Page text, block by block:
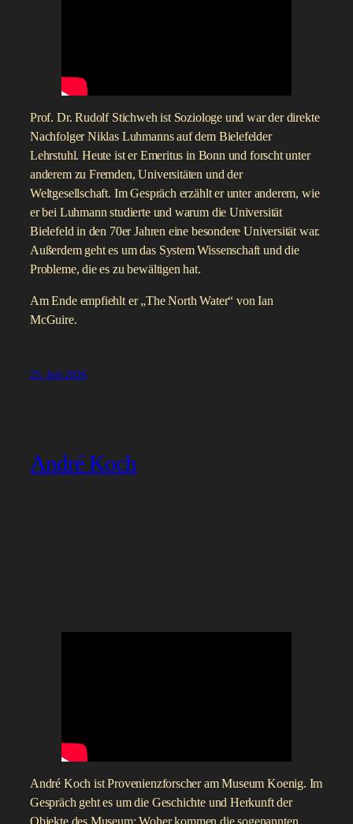
Prof. Dr. Rudolf Stichweh ist Soziologe und war der direkte
Nachfolger Niklas Luhmanns auf dem Bielefelder
Lehrstuhl. Heute ist er Emeritus in Bonn und forscht unter
anderem zu Fremden, Universitäten und der
Weltgesellschaft. Im Gespräch erzählt er unter anderem, wie
er bei Luhmann studierte und warum die Universität
Bielefeld in den 70er Jahren eine besondere Universität war.
Außerdem geht es um das System Wissenschaft und die
Probleme, die es zu bewältigen hat.
Am Ende empfiehlt er „The North Water“ von Ian
McGuire.
25. Juli 2026
André Koch
André Koch ist Provenienzforscher am Museum Koenig. Im
Gespräch geht es um die Geschichte und Herkunft der